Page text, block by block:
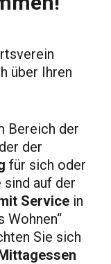
über Ihren
Bereich der
der
für sich oder
sind auf der
Service in
Wohnen“
Sie sich